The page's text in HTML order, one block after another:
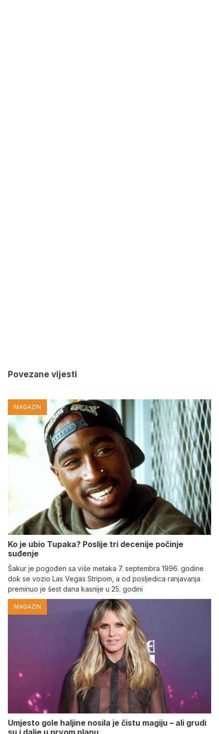
Povezane vijesti
MAGAZIN
Ko je ubio Tupaka? Poslije tri decenije počinje
suđenje
Šakur je pogođen sa više metaka 7. septembra 1996. godine
dok se vozio Las Vegas Stripom, a od posljedica ranjavanja
preminuo je šest dana kasnije u 25. godini
MAGAZIN
Umjesto gole haljine nosila je čistu magiju – ali grudi
su i dalje u prvom planu